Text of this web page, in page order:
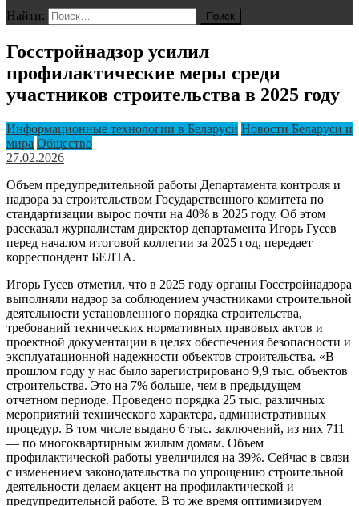
Найти:
Госстройнадзор усилил
профилактические меры среди
участников строительства в 2025 году
Информационные технологии в Беларуси Новости Беларуси и
мира Общество
27.02.2026
Объем предупредительной работы Департамента контроля и
надзора за строительством Государственного комитета по
стандартизации вырос почти на 40% в 2025 году. Об этом
рассказал журналистам директор департамента Игорь Гусев
перед началом итоговой коллегии за 2025 год, передает
корреспондент БЕЛТА.
Игорь Гусев отметил, что в 2025 году органы Госстройнадзора
выполняли надзор за соблюдением участниками строительной
деятельности установленного порядка строительства,
требований технических нормативных правовых актов и
проектной документации в целях обеспечения безопасности и
эксплуатационной надежности объектов строительства. «В
прошлом году у нас было зарегистрировано 9,9 тыс. объектов
строительства. Это на 7% больше, чем в предыдущем
отчетном периоде. Проведено порядка 25 тыс. различных
мероприятий технического характера, административных
процедур. В том числе выдано 6 тыс. заключений, из них 711
— по многоквартирным жилым домам. Объем
профилактической работы увеличился на 39%. Сейчас в связи
с изменением законодательства по упрощению строительной
деятельности делаем акцент на профилактической и
предупредительной работе. В то же время оптимизируем